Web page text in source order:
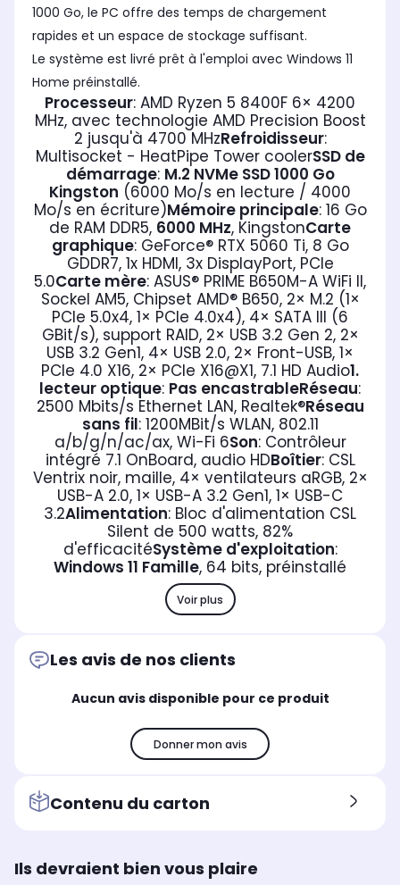
1000 Go, le PC offre des temps de chargement
rapides et un espace de stockage suffisant.
Le système est livré prêt à l'emploi avec Windows 11
Home préinstallé.
Processeur: AMD Ryzen 5 8400F 6× 4200
MHz, avec technologie AMD Precision Boost
2 jusqu'à 4700 MHzRefroidisseur:
Multisocket - HeatPipe Tower coolerSSD de
démarrage: M.2 NVMe SSD 1000 Go
Kingston (6000 Mo/s en lecture / 4000
Mo/s en écriture)Mémoire principale: 16 Go
de RAM DDR5, 6000 MHz, KingstonCarte
graphique: GeForce® RTX 5060 Ti, 8 Go
GDDR7, 1x HDMI, 3x DisplayPort, PCIe
5.0Carte mère: ASUS® PRIME B650M-A WiFi II,
Sockel AM5, Chipset AMD® B650, 2× M.2 (1×
PCIe 5.0x4, 1× PCIe 4.0x4), 4× SATA III (6
GBit/s), support RAID, 2× USB 3.2 Gen 2, 2×
USB 3.2 Gen1, 4× USB 2.0, 2× Front-USB, 1×
PCIe 4.0 X16, 2× PCIe X16@X1, 7.1 HD Audio1.
lecteur optique: Pas encastrableRéseau:
2500 Mbits/s Ethernet LAN, Realtek®Réseau
sans fil: 1200MBit/s WLAN, 802.11
a/b/g/n/ac/ax, Wi-Fi 6Son: Contrôleur
intégré 7.1 OnBoard, audio HDBoîtier: CSL
Ventrix noir, maille, 4× ventilateurs aRGB, 2×
USB-A 2.0, 1× USB-A 3.2 Gen1, 1× USB-C
3.2Alimentation: Bloc d'alimentation CSL
Silent de 500 watts, 82%
d'efficacitéSystème d'exploitation:
Windows 11 Famille, 64 bits, préinstallé
Voir plus
Les avis de nos clients
Aucun avis disponible pour ce produit
Donner mon avis
Contenu du carton
Ils devraient bien vous plaire